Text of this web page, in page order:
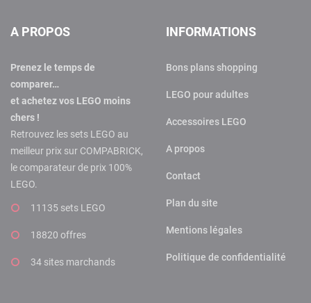
A PROPOS
Prenez le temps de
comparer…
et achetez vos LEGO moins
chers !
Retrouvez les sets LEGO au
meilleur prix sur COMPABRICK,
le comparateur de prix 100%
LEGO.
11135 sets LEGO
18820 offres
34 sites marchands
INFORMATIONS
Bons plans shopping
LEGO pour adultes
Accessoires LEGO
A propos
Contact
Plan du site
Mentions légales
Politique de confidentialité